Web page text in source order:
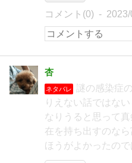
コメント(0)
杏
ネタバレ
謎の感染症
りえない話ではな
なりうると思って
在を持ち出すのな
ほうがよかったので